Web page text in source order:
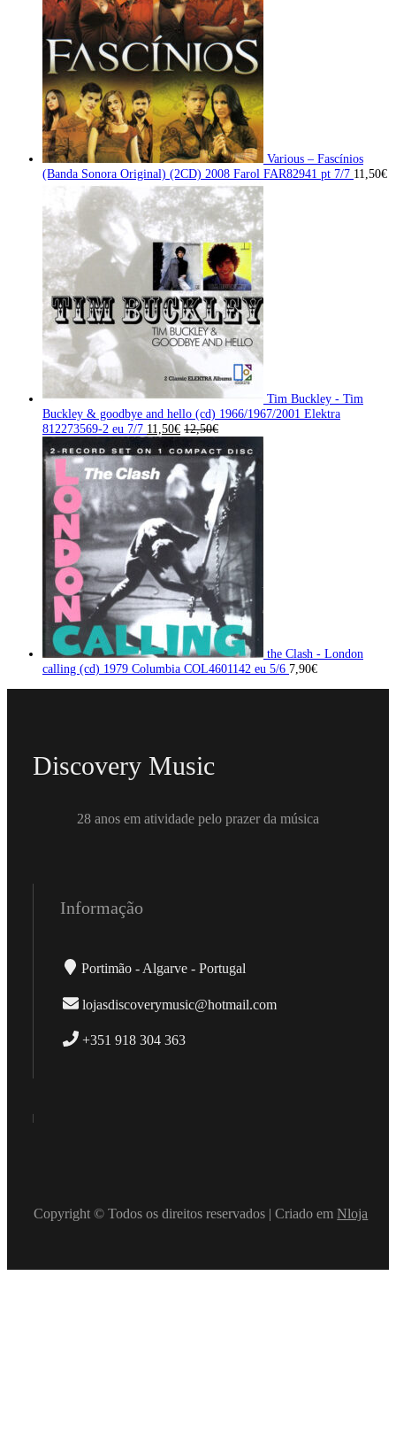
Various – Fascínios
(Banda Sonora Original) (2CD) 2008 Farol FAR82941 pt 7/7 11,50€
Tim Buckley - Tim
Buckley & goodbye and hello (cd) 1966/1967/2001 Elektra
‎812273569-2 eu 7/7 11,50€ 12,50€
the Clash - London
calling (cd) 1979 Columbia COL4601142 eu 5/6 7,90€
Discovery Music
28 anos em atividade pelo prazer da música
Informação
Portimão - Algarve - Portugal
lojasdiscoverymusic@hotmail.com
+351 918 304 363
Copyright © Todos os direitos reservados | Criado emNloja